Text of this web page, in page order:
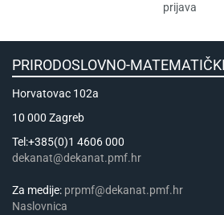
prijava
PRIRODOSLOVNO-
Horvatovac 102a
10 000 Zagreb
Tel:+385(0)1 4606 000
dekanat@dekanat.pmf.hr
Za medije: prpmf@dekanat.pmf.hr
Naslovnica